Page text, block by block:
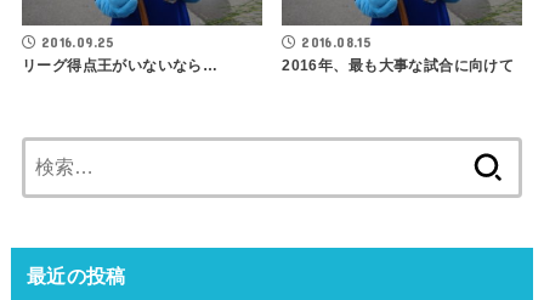
2016.09.25
リーグ得点王がいないなら…
2016.08.15
2016年、最も大事な試合に向けて
索:
最近の投稿